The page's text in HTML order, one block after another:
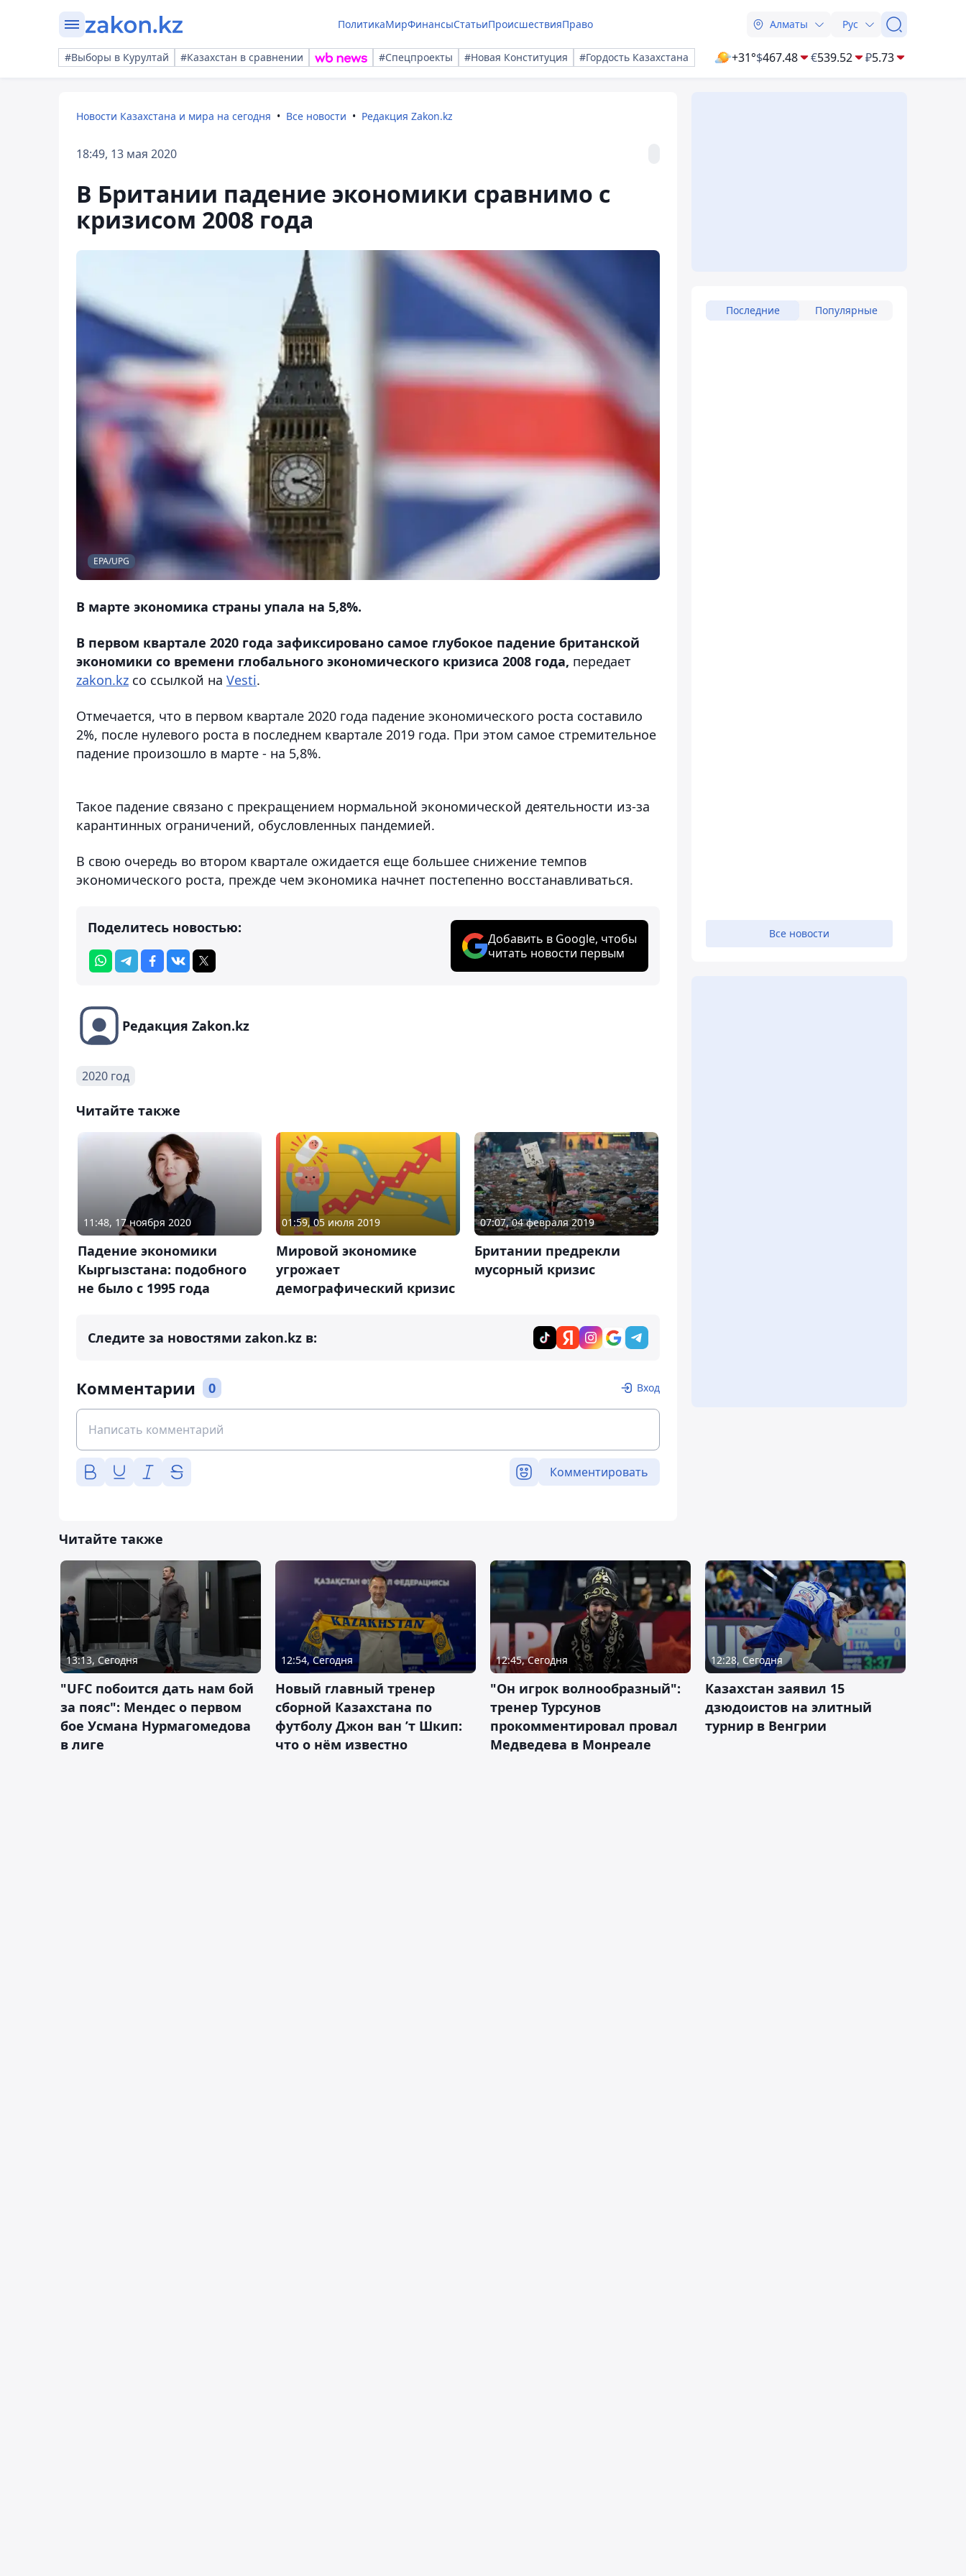
ПолитикаМирФинансыСтатьиПроисшествияПраво Алматы Рус
#Выборы в Курултай #Казахстан в сравнении #Спецпроекты #Новая Конституция #Гордость Казахстана +31°$467.48 €539.52 ₽5.73
Новости Казахстана и мира на сегодня Все новости Редакция Zakon.kz
18:49, 13 мая 2020
В Британии падение экономики сравнимо с
кризисом 2008 года
EPA/UPG
В марте экономика страны упала на 5,8%.
В первом квартале 2020 года зафиксировано самое глубокое падение британской
экономики со времени глобального экономического кризиса 2008 года, передает
zakon.kz со ссылкой на Vesti.
Отмечается, что в первом квартале 2020 года падение экономического роста составило
2%, после нулевого роста в последнем квартале 2019 года. При этом самое стремительное
падение произошло в марте - на 5,8%.
Такое падение связано с прекращением нормальной экономической деятельности из-за
карантинных ограничений, обусловленных пандемией.
В свою очередь во втором квартале ожидается еще большее снижение темпов
экономического роста, прежде чем экономика начнет постепенно восстанавливаться.
Поделитесь новостью:
Добавить в Google, чтобы
читать новости первым
Редакция Zakon.kz
2020 год
Читайте также
11:48, 17 ноября 2020
Падение экономики
Кыргызстана: подобного
не было с 1995 года
01:59, 05 июля 2019
Мировой экономике
угрожает
демографический кризис
07:07, 04 февраля 2019
Британии предрекли
мусорный кризис
Следите за новостями zakon.kz в:
Комментарии 0 Вход
Комментировать
Последние Популярные
Все новости
Читайте также
13:13, Сегодня
"UFC побоится дать нам бой
за пояс": Мендес о первом
бое Усмана Нурмагомедова
в лиге
12:54, Сегодня
Новый главный тренер
сборной Казахстана по
футболу Джон ван ’т Шкип:
что о нём известно
12:45, Сегодня
"Он игрок волнообразный":
тренер Турсунов
прокомментировал провал
Медведева в Монреале
12:28, Сегодня
Казахстан заявил 15
дзюдоистов на элитный
турнир в Венгрии